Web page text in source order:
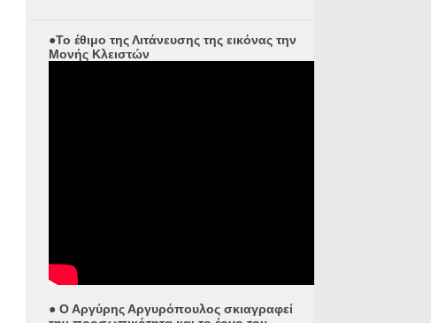
●Το έθιμο της Λιτάνευσης της εικόνας την
Μονής Κλειστών
● Ο Αργύρης Αργυρόπουλος σκιαγραφεί